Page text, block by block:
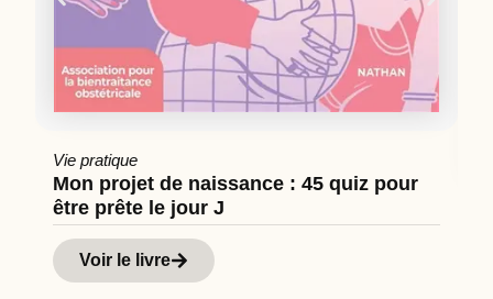
Vie pratique
Mon projet de naissance : 45 quiz pour
être prête le jour J
Voir le livre